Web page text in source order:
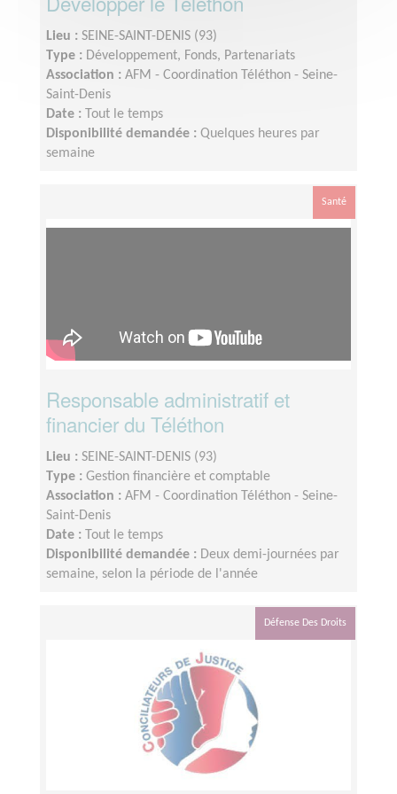
Lieu : SEINE-SAINT-DENIS (93)
Type : Développement, Fonds, Partenariats
Association : AFM - Coordination Téléthon - Seine-
Saint-Denis
Date :
Tout le temps
Disponibilité demandée : Quelques heures par
semaine
Santé
Responsable administratif et
financier du Téléthon
Lieu : SEINE-SAINT-DENIS (93)
Type : Gestion financière et comptable
Association : AFM - Coordination Téléthon - Seine-
Saint-Denis
Date :
Tout le temps
Disponibilité demandée : Deux demi-journées par
semaine, selon la période de l'année
Défense Des Droits